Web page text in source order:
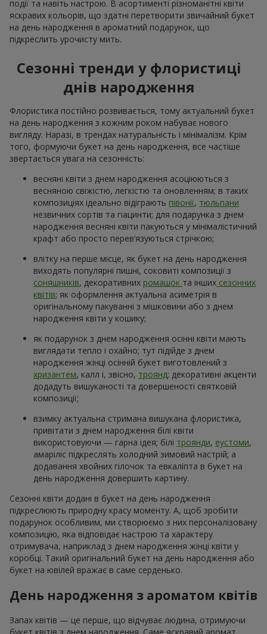
події та навіть настрою. В асортименті різноманітні квіти
яскравих кольорів, що здатні перетворити звичайний букет
на день народження в ароматний подарунок, що
підкреслить урочисту мить.
Сезонні тренди у флористиці
днів народження
Флористика постійно розвивається, тому актуальний букет
на день народження з кожним роком набуває нового
вигляду. Наразі, в трендах натуральність і мінімалізм. Крім
того, формуючи букет на день народження, все частіше
звертається увага на сезонність:
весняні квіти з днем народження асоціюються з
весняною свіжістю, легкістю та оновленням; в таких
композиціях ідеально відіграють півонії, тюльпани
незвичних сортів та гіацинти; для подарунка з днем
народження весняні квіти пакуються у мінімалістичний
крафт або просто перев’язуються стрічкою;
влітку на перше місце, як букет на день народження
виходять популярні пишні, соковиті композиції з
соняшників, декоративних ромашок та інших сезонних
квітів; як оформлення актуальна асиметрія в
оригінальному пакуванні з мішковини або з днем
народження квіти у кошику;
як подарунок з днем народження осінні квіти мають
виглядати тепло і охайно; тут підійде з днем
народження жінці осінній букет виготовлений з
хризантем, калл і, звісно, троянд; декоративні акценти
додадуть вишуканості та довершеності святковій
композиції;
взимку актуальна стримана вишукана флористика,
привітати з днем народження білі квіти
використовуючи — гарна ідея; білі троянди, еустоми,
амаріліс підкреслять холодний зимовий настрій; а
додавання хвойних гілочок та евкаліпта в букет на
день народження довершить картину.
Сезонні квіти додані в букет на день народження
підкреслюють природну красу моменту. А, щоб зробити
подарунок особливим, ми створюємо з них персоналізовану
композицію, яка відповідає настрою та характеру
отримувача, наприклад з днем народження жінці квіти у
коробці. Такий оригінальний букет на день народження або
букет на ювілей вражає в саме серденько.
День народження з ароматом квітів
Запах квітів — це перше, що відчуває людина, отримуючи